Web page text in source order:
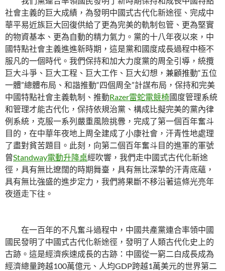
社會主義的巨大成績，為發明中國式古代化新途徑、完成中
華平易近族巨大回復供給了更為完美的軌制包管、更為堅實
的物資基本、更為自動的精力氣力。黨的十八年夜以來，中
國特點社會主義進進新時期，這是黨和國度成長過程中極不
服凡的一個時代。我們保持和加大力度黨的周全引導，統攬
巨大斗爭、巨大工程、巨大工作、巨大幻想，兼顧推動“五位
一體”總體布局、和諧推動“四個周全”計謀布局，保持和完美
中國特點社會主義軌制、推動Razer雷蛇電競椅國度管理系統
和管理才能古代化，保持依規治黨、構成比擬完美的黨內律
例系統，克服一系列嚴重風險挑釁，完成了第一個百年奮斗
目的，在中華年夜地上周全建成了小康社會，汗青性地處理
了盡對貧苦題目。此刻，向第二個百年奮斗目的進軍的軍號
曾Standway電動升降桌經吹響，我們走中國式古代化新途
徑，具有無比遼闊的時期舞臺，具有無比深摯的汗青底蘊，
具有無比強盛的進步定力，我們將果斷不移沿著這條光亮年
夜道走下往。
在一百年的不凡奮斗過程中，中國共產黨連合率領中國
國民發明了中國式古代化新途徑，發明了人類古代化史上的
古跡。這是經濟疾速成長的古跡：中國從一窮二白成長成為
經濟總量跨越100萬億元、人均GDP跨越1萬美元的世界第二